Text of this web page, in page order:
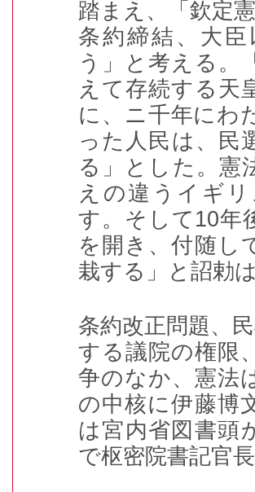
踏まえ、「欽定
条約締結、大
う」と考える。
えて存続する天
に、ニ千年にわ
った人民は、民
る」とした。憲
えの違うイギ
す。そして10年
を開き、付随し
栽する」と詔勅
条約改正問題、
する議院の権限
争のなか、憲法
の中核に伊藤博
は宮内省図書頭
で枢密院書記官長